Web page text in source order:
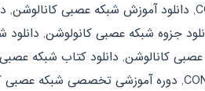
, دانلود آموزش شبکه عصبی کانالوشن,
جزوه شبکه عصبی کانولوشن,
عصبی کانالوشن, دانلود کتاب شبکه
, دوره آموزشی تخصصی شبکه عصبی